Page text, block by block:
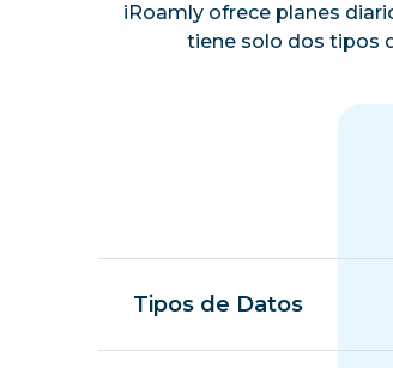
iRoamly ofrece planes
tiene solo dos tipos
Tipos de Datos